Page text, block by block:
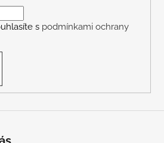
s podmínkami ochrany